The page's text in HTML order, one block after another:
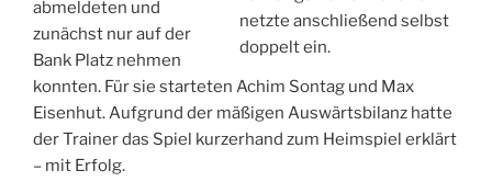
netzte anschließend selbst
doppelt ein.
abmeldeten und
zunächst nur auf der
Bank Platz nehmen
konnten. Für sie starteten Achim Sontag und Max
Eisenhut. Aufgrund der mäßigen Auswärtsbilanz hatte
der Trainer das Spiel kurzerhand zum Heimspiel erklärt
– mit Erfolg.